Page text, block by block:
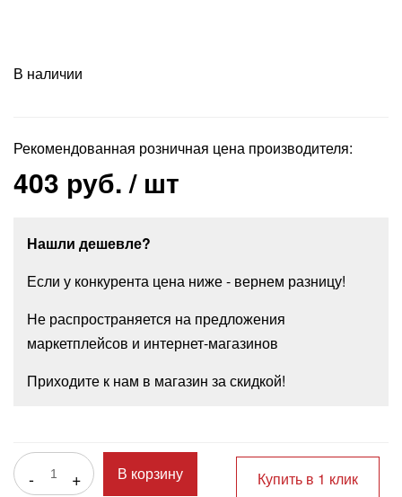
В наличии
Рекомендованная розничная цена производителя:
403 руб./ шт
Нашли дешевле?
Если у конкурента цена ниже - вернем разницу!
Не распространяется на предложения
маркетплейсов и интернет-магазинов
Приходите к нам в магазин за скидкой!
- + В корзину Купить в 1 клик